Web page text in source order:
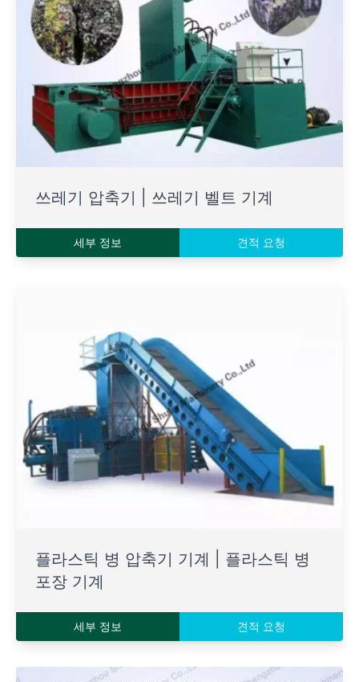
쓰레기 압축기 | 쓰레기 벨트 기계
세부 정보 견적 요청
플라스틱 병 압축기 기계 | 플라스틱 병
포장 기계
세부 정보 견적 요청